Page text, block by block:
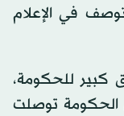
في الإعلام
كبير للحكومة،
الحكومة توصلت